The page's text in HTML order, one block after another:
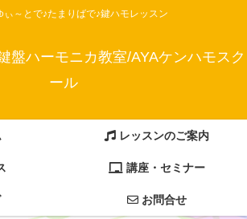
ぃ～とで♪たまりばで♪鍵ハモレッスン
盤ハーモニカ教室/AYAケンハモスク
ール
レッスンのご案内
講座・セミナー
お問合せ